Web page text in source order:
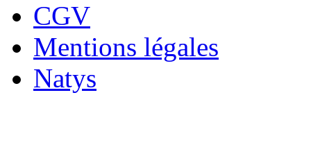
CGV
Mentions légales
Natys